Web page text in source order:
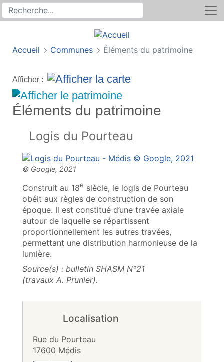
Recherche sur le site
Rechercher
Accueil Communes Éléments du patrimoine
Afficher :
Éléments du patrimoine
Logis du Pourteau
Construit au 18e siècle, le logis de Pourteau
obéit aux règles de construction de son
époque. Il est constitué d’une travée axiale
autour de laquelle se répartissent
proportionnellement les autres travées,
permettant une distribution harmonieuse de la
lumière.
Source(s) : bulletin SHASM N°21
(travaux A. Prunier).
Localisation
Rue du Pourteau
17600 Médis